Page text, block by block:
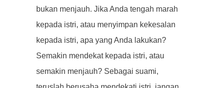
bukan menjauh. Jika Anda tengah marah
kepada istri, atau menyimpan kekesalan
kepada istri, apa yang Anda lakukan?
Semakin mendekat kepada istri, atau
semakin menjauh? Sebagai suami,